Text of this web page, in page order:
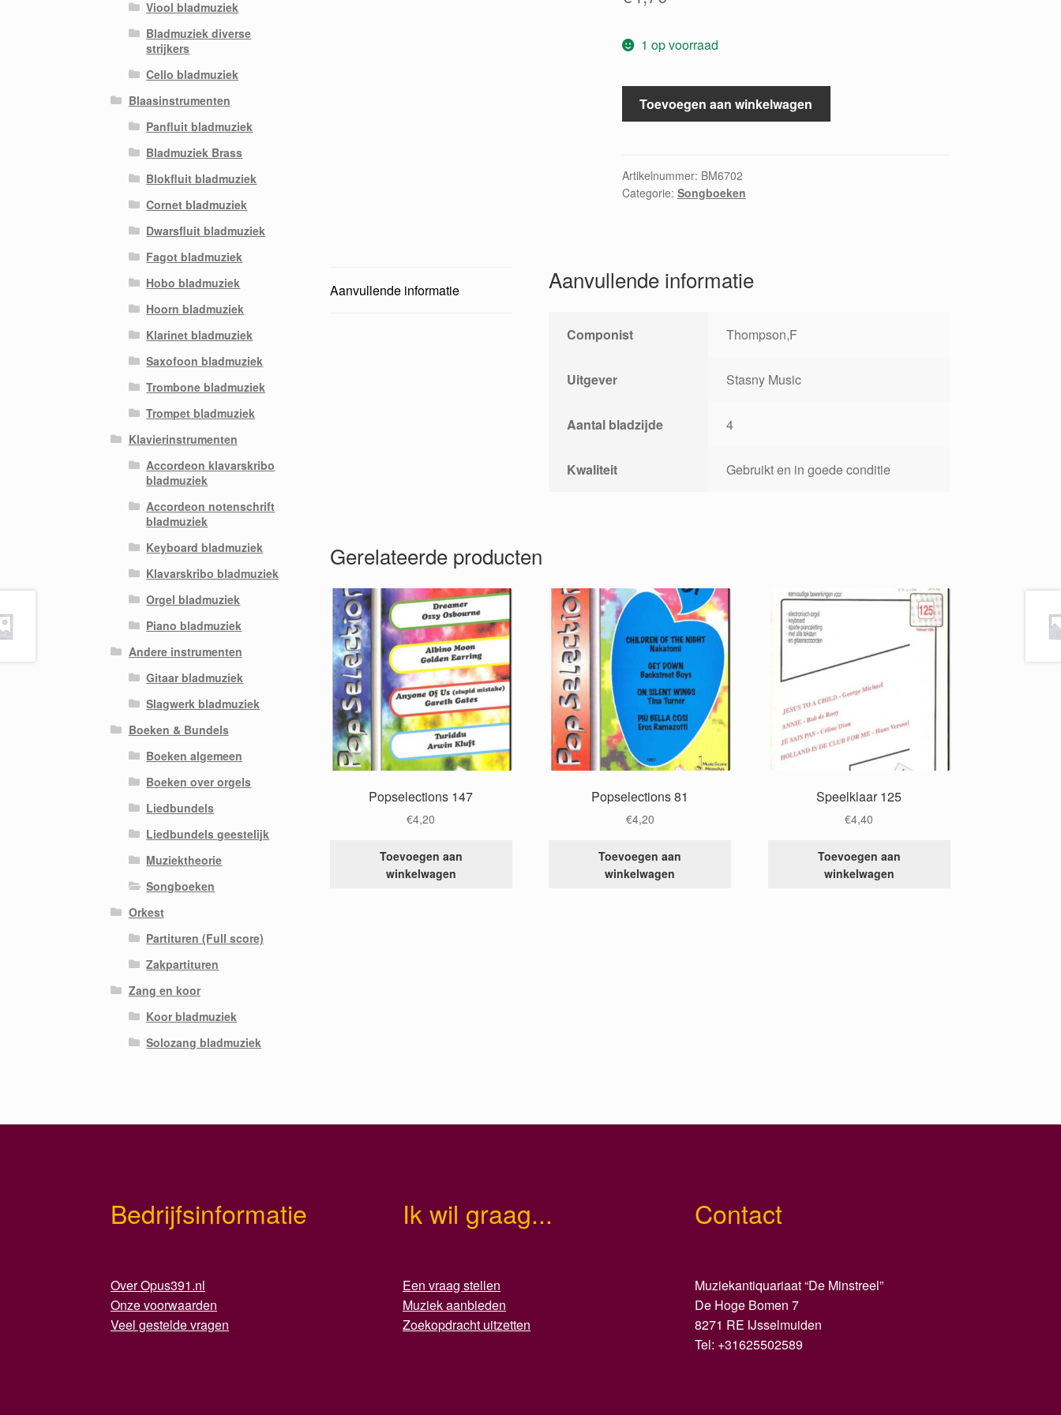
1 op voorraad
Rio
Nights
Toevoegen aan winkelwagen
Artikelnummer: BM6702
Categorie: Songboeken
Aanvullende informatie Aanvullende informatie
Componist Thompson,F
Uitgever Stasny Music
Aantal bladzijde 4
Kwaliteit Gebruikt en in goede conditie
Gerelateerde producten
Popselections 147
€4,20
Toevoegen aan
winkelwagen
Popselections 81
€4,20
Toevoegen aan
winkelwagen
Speelklaar 125
€4,40
Toevoegen aan
winkelwagen
Viool bladmuziek
Bladmuziek diverse
strijkers
Cello bladmuziek
Blaasinstrumenten
Panfluit bladmuziek
Bladmuziek Brass
Blokfluit bladmuziek
Cornet bladmuziek
Dwarsfluit bladmuziek
Fagot bladmuziek
Hobo bladmuziek
Hoorn bladmuziek
Klarinet bladmuziek
Saxofoon bladmuziek
Trombone bladmuziek
Trompet bladmuziek
Klavierinstrumenten
Accordeon klavarskribo
bladmuziek
Accordeon notenschrift
bladmuziek
Keyboard bladmuziek
Klavarskribo bladmuziek
Orgel bladmuziek
Piano bladmuziek
Andere instrumenten
Gitaar bladmuziek
Slagwerk bladmuziek
Boeken & Bundels
Boeken algemeen
Boeken over orgels
Liedbundels
Liedbundels geestelijk
Muziektheorie
Songboeken
Orkest
Partituren (Full score)
Zakpartituren
Zang en koor
Koor bladmuziek
Solozang bladmuziek
Bedrijfsinformatie
Over Opus391.nl
Onze voorwaarden
Veel gestelde vragen
Ik wil graag...
Een vraag stellen
Muziek aanbieden
Zoekopdracht uitzetten
Contact
Muziekantiquariaat “De Minstreel”
De Hoge Bomen 7
8271 RE IJsselmuiden
Tel: +31625502589